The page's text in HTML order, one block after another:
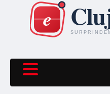
content